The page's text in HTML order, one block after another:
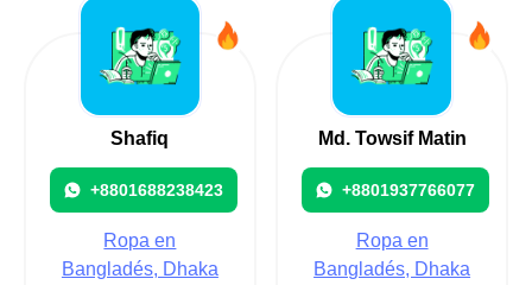
Shafiq
+8801688238423
Ropa en
Bangladés, Dhaka
Md. Towsif Matin
+8801937766077
Ropa en
Bangladés, Dhaka